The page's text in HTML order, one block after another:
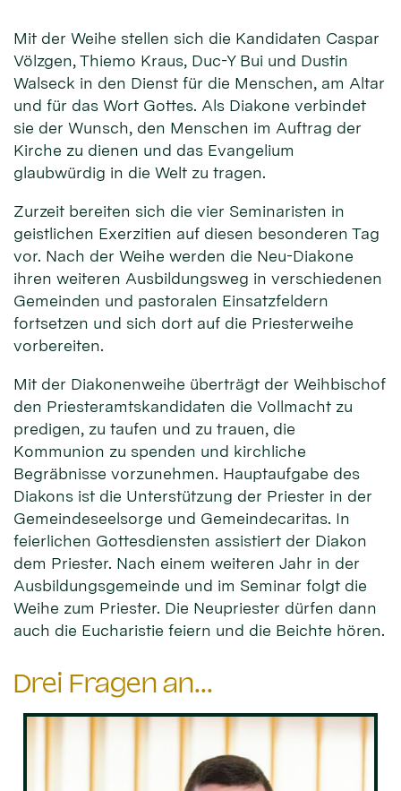
Mit der Weihe stellen sich die Kandidaten Caspar
Völzgen, Thiemo Kraus, Duc-Y Bui und Dustin
Walseck in den Dienst für die Men­schen, am Altar
und für das Wort Gottes. Als Diakone verbindet
sie der Wunsch, den Menschen im Auftrag der
Kirche zu dienen und das Evangelium
glaubwürdig in die Welt zu tragen.
Zurzeit bereiten sich die vier Seminaristen in
geistlichen Exerzitien auf diesen besonderen Tag
vor. Nach der Weihe werden die Neu-Diakone
ihren weiteren Ausbildungsweg in verschiedenen
Gemeinden und pastoralen Einsatzfeldern
fortsetzen und sich dort auf die Priesterweihe
vorbereiten.
Mit der Diakonenweihe überträgt der Weihbischof
den Priesteramtskandidaten die Vollmacht zu
predigen, zu taufen und zu trauen, die
Kommunion zu spenden und kirchliche
Begräbnisse vorzunehmen. Hauptaufgabe des
Diakons ist die Unterstützung der Priester in der
Gemeindeseelsorge und Gemeindecaritas. In
feierlichen Gottesdiensten assistiert der Diakon
dem Priester. Nach einem weiteren Jahr in der
Ausbildungsgemeinde und im Seminar folgt die
Weihe zum Priester. Die Neupriester dürfen dann
auch die Eucharistie feiern und die Beichte hören.
Drei Fragen an...